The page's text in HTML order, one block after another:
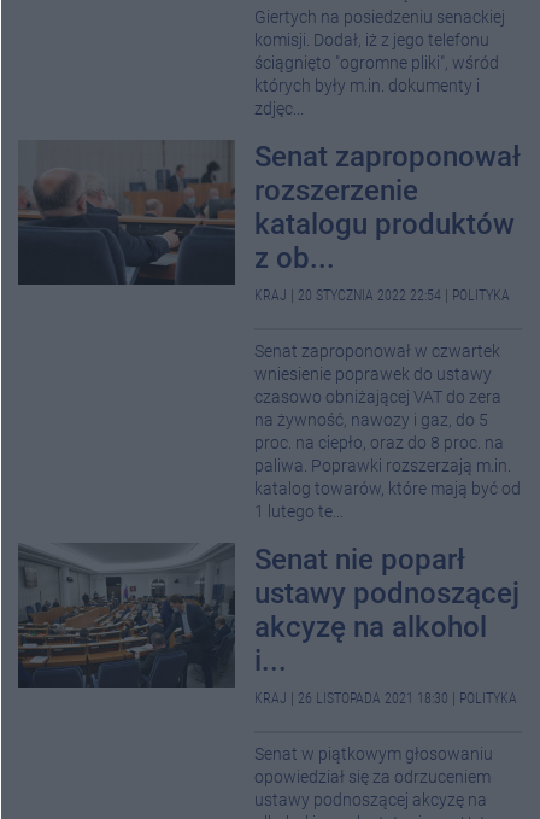
Giertych na posiedzeniu senackiej
komisji. Dodał, iż z jego telefonu
ściągnięto "ogromne pliki", wśród
których były m.in. dokumenty i
zdjęc...
Senat zaproponował
rozszerzenie
katalogu produktów
z ob...
KRAJ 20 STYCZNIA 2022 22:54 POLITYKA
Senat zaproponował w czwartek
wniesienie poprawek do ustawy
czasowo obniżającej VAT do zera
na żywność, nawozy i gaz, do 5
proc. na ciepło, oraz do 8 proc. na
paliwa. Poprawki rozszerzają m.in.
katalog towarów, które mają być od
1 lutego te...
Senat nie poparł
ustawy podnoszącej
akcyzę na alkohol
i...
KRAJ 26 LISTOPADA 2021 18:30 POLITYKA
Senat w piątkowym głosowaniu
opowiedział się za odrzuceniem
ustawy podnoszącej akcyzę na